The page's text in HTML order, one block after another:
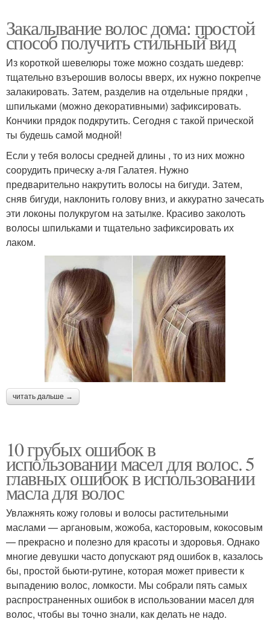
Закалывание волос дома: простой
способ получить стильный вид
Из короткой шевелюры тоже можно создать шедевр:
тщательно взъерошив волосы вверх, их нужно покрепче
залакировать. Затем, разделив на отдельные прядки ,
шпильками (можно декоративными) зафиксировать.
Кончики прядок подкрутить. Сегодня с такой прической
ты будешь самой модной!
Если у тебя волосы средней длины , то из них можно
соорудить прическу а-ля Галатея. Нужно
предварительно накрутить волосы на бигуди. Затем,
сняв бигуди, наклонить голову вниз, и аккуратно зачесать
эти локоны полукругом на затылке. Красиво заколоть
волосы шпильками и тщательно зафиксировать их
лаком.
читать дальше →
10 грубых ошибок в
использовании масел для волос. 5
главных ошибок в использовании
масла для волос
Увлажнять кожу головы и волосы растительными
маслами — аргановым, жожоба, касторовым, кокосовым
— прекрасно и полезно для красоты и здоровья. Однако
многие девушки часто допускают ряд ошибок в, казалось
бы, простой бьюти-рутине, которая может привести к
выпадению волос, ломкости. Мы собрали пять самых
распространенных ошибок в использовании масел для
волос, чтобы вы точно знали, как делать не надо.